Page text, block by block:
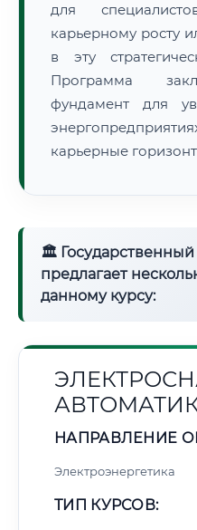
для
карьерному росту
в эту
Программа
фундамент для
карьерные
🏛 Государственный
предлагает
данному курсу:
НАПРАВЛЕНИЕ
Электроэнергетика
ТИП КУРСОВ: